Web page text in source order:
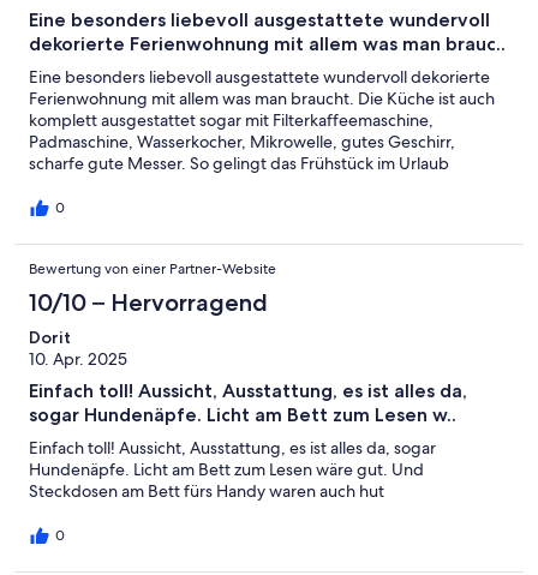
Eine besonders liebevoll ausgestattete wundervoll
dekorierte Ferienwohnung mit allem was man brauc..
Eine besonders liebevoll ausgestattete wundervoll dekorierte
Ferienwohnung mit allem was man braucht. Die Küche ist auch
komplett ausgestattet sogar mit Filterkaffeemaschine,
Padmaschine, Wasserkocher, Mikrowelle, gutes Geschirr,
scharfe gute Messer. So gelingt das Frühstück im Urlaub
Blick auf die Elbe und Kugelbake. Die Alte Liebe in der Nähe
0
Bewertung von einer Partner-Website
10/10 – Hervorragend
Dorit
10. Apr. 2025
Einfach toll! Aussicht, Ausstattung, es ist alles da,
sogar Hundenäpfe. Licht am Bett zum Lesen w..
Einfach toll! Aussicht, Ausstattung, es ist alles da, sogar
Hundenäpfe. Licht am Bett zum Lesen wäre gut. Und
Steckdosen am Bett fürs Handy waren auch hut
0